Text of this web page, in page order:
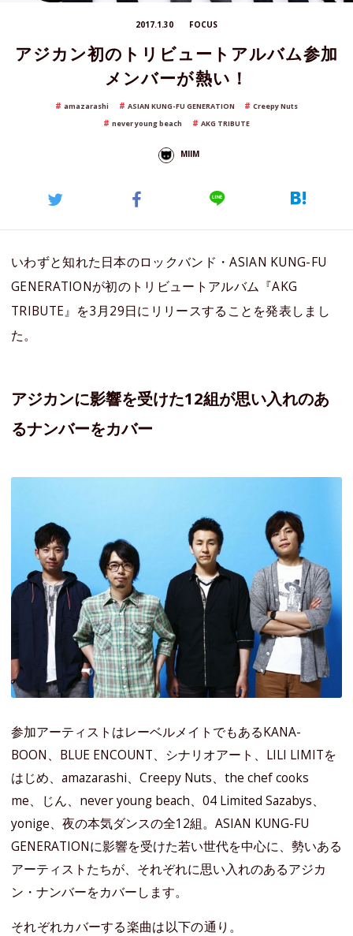
2017.1.30 FOCUS
アジカン初のトリビュートアルバム参加
メンバーが熱い！
amazarashi ASIAN KUNG-FU GENERATION
Creepy Nuts
never young beach
AKG TRIBUTE
MIIM
いわずと知れた日本のロックバンド・ASIAN KUNG-FU
GENERATIONが初のトリビュートアルバム『AKG
TRIBUTE』を3月29日にリリースすることを発表しまし
た。
アジカンに影響を受けた12組が思い入れのあ
るナンバーをカバー
参加アーティストはレーベルメイトでもあるKANA-
BOON、BLUE ENCOUNT、シナリオアート、LILI LIMITを
はじめ、amazarashi、Creepy Nuts、the chef cooks
me、じん、never young beach、04 Limited Sazabys、
yonige、夜の本気ダンスの全12組。ASIAN KUNG-FU
GENERATIONに影響を受けた若い世代を中心に、勢いある
アーティストたちが、それぞれに思い入れのあるアジカ
ン・ナンバーをカバーします。
それぞれカバーする楽曲は以下の通り。